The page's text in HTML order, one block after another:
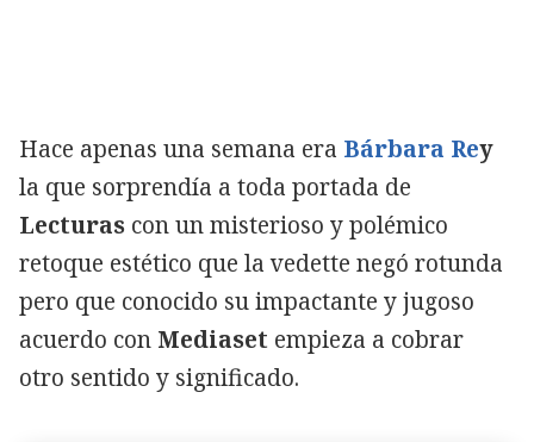
Hace apenas una semana era Bárbara Rey
la que sorprendía a toda portada de
Lecturas con un misterioso y polémico
retoque estético que la vedette negó rotunda
pero que conocido su impactante y jugoso
acuerdo con Mediaset empieza a cobrar
otro sentido y significado.